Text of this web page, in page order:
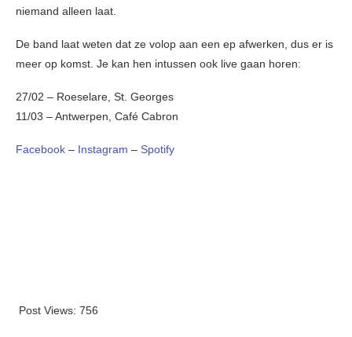
niemand alleen laat.
De band laat weten dat ze volop aan een ep afwerken, dus er is
meer op komst. Je kan hen intussen ook live gaan horen:
27/02 – Roeselare, St. Georges
11/03 – Antwerpen, Café Cabron
Facebook – Instagram – Spotify
Post Views: 756